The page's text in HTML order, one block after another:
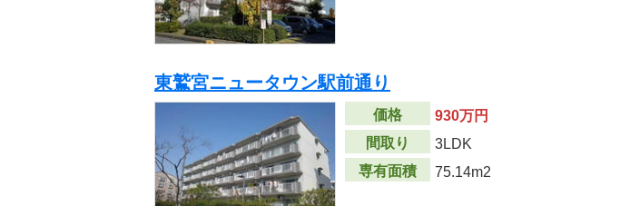
東鷲宮ニュータウン駅前通り
価格
930万円
間取り
3LDK
専有面積
75.14m2